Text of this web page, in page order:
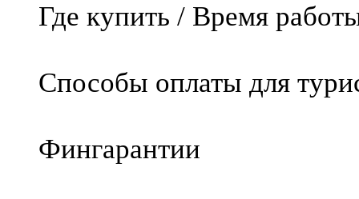
Где купить / Время
Способы оплаты для
Фингарантии